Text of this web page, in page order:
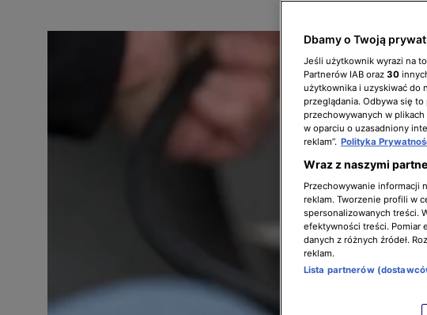
Dbamy o Twoją
Jeśli użytkownik wyrazi na
Partnerów IAB oraz 30
użytkownika i uzyskiwać do
przeglądania. Odbywa się
przechowywanych w
w oparciu o uzasadniony
reklam”. Polityka
Wraz z naszymi
Przechowywanie informacji
reklam. Tworzenie profili w
spersonalizowanych treści.
efektywności treści. Pomiar
danych z różnych źródeł.
reklam.
Lista partnerów